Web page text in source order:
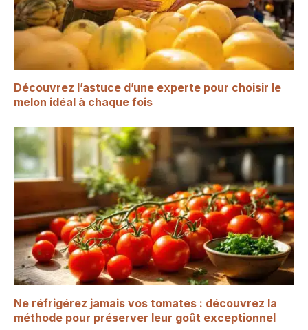
Découvrez l’astuce d’une experte pour choisir le
melon idéal à chaque fois
Ne réfrigérez jamais vos tomates : découvrez la
méthode pour préserver leur goût exceptionnel